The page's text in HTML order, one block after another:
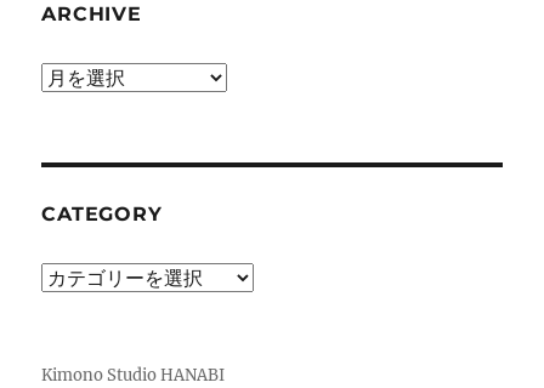
ARCHIVE
ARCHIVE
CATEGORY
CATEGORY
Kimono Studio HANABI